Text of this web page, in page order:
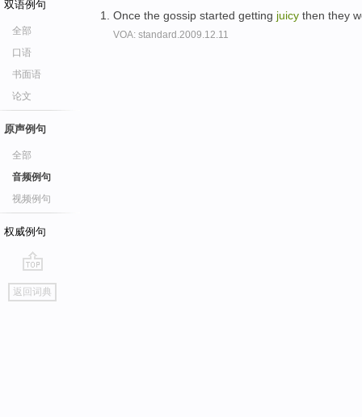
双语例句
全部
口语
书面语
论文
原声例句
全部
音频例句
视频例句
权威例句
go
top
返回词典
Once the gossip started getting juicy then they
VOA: standard.2009.12.11